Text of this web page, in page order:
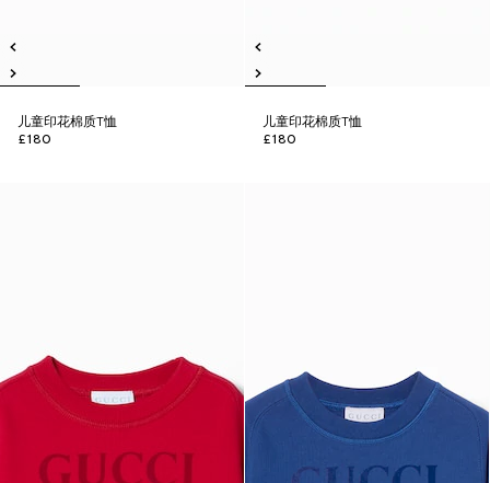
儿童印花棉质T恤
£180
儿童印花棉质T恤
£180